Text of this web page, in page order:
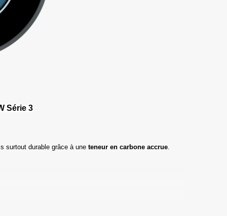
Série 3
surtout durable grâce à une teneur en carbone accrue.